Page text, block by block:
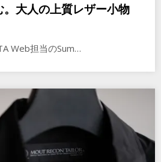
大人の上質レザー小物
Web担当のSum…